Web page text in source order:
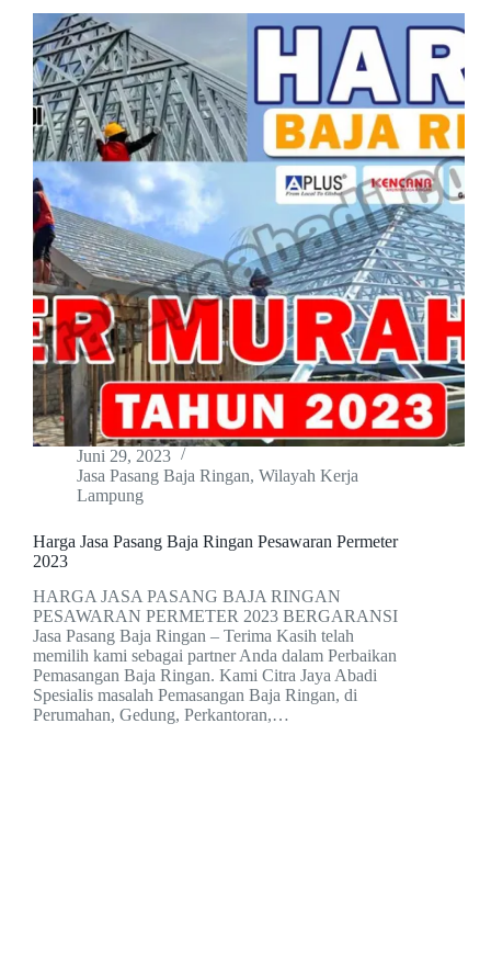
Juni 29, 2023
Jasa Pasang Baja Ringan, Wilayah Kerja
Lampung
Harga Jasa Pasang Baja Ringan Pesawaran Permeter
2023
HARGA JASA PASANG BAJA RINGAN
PESAWARAN PERMETER 2023 BERGARANSI
Jasa Pasang Baja Ringan – Terima Kasih telah
memilih kami sebagai partner Anda dalam Perbaikan
Pemasangan Baja Ringan. Kami Citra Jaya Abadi
Spesialis masalah Pemasangan Baja Ringan, di
Perumahan, Gedung, Perkantoran,…